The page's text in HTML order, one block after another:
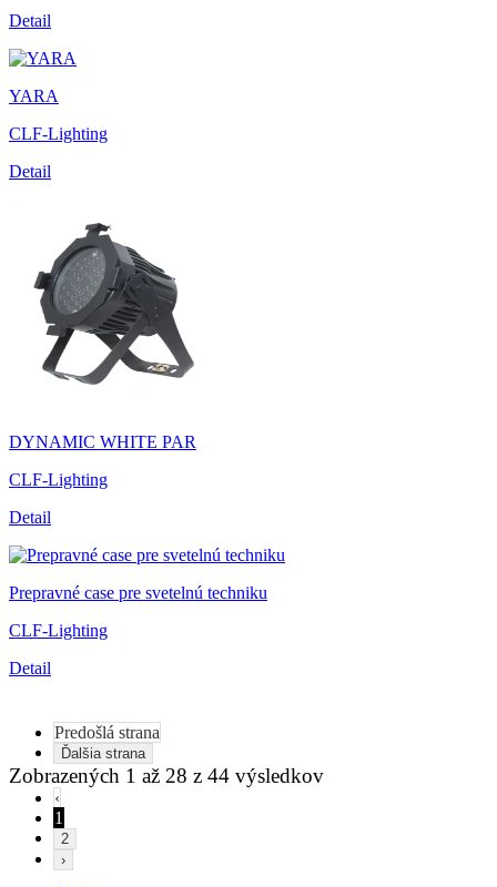
Detail
YARA
CLF-Lighting
Detail
DYNAMIC WHITE PAR
CLF-Lighting
Detail
Prepravné case pre svetelnú techniku
CLF-Lighting
Detail
Predošlá strana
Ďalšia strana
Zobrazených 1 až 28 z 44 výsledkov
‹
1
2
›